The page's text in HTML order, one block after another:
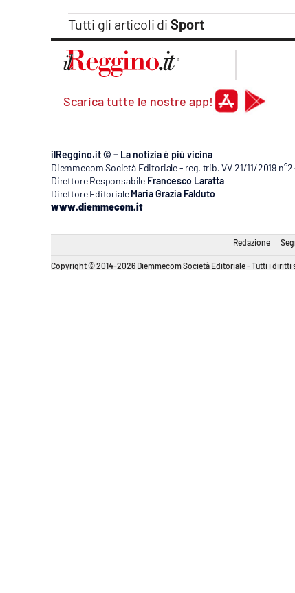
Vai
Tutti gli articoli di Sport
Scarica tutte le nostre app!
ilReggino.it © – La notizia è più vicina
Diemmecom Società Editoriale - reg. trib. VV 21/11/2019
Direttore Responsabile Francesco Laratta
Direttore Editoriale Maria Grazia Falduto
www.diemmecom.it
Redazione
Copyright © 2014-2026 Diemmecom Società Editoriale - Tutti i diritti